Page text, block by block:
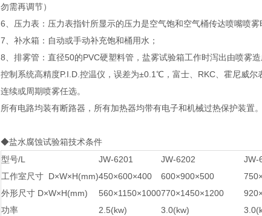
勿需再调节）
6、压力表：压力表指针所显示的压力是空气饱和空气桶传达喷嘴喷雾
7、补水箱：自动或手动补充饱和桶用水；
8、排雾管：直径50的PVC硬塑料管，盐雾试验箱工作时泻出由喷雾
控制系统高精度P.I.D.控温仪，误差为±0.1℃，富士、RKC、霍尼威尔
连续或周期喷雾任选。
所有电路均装有断路器，所有加热器均带有电子和机械过热保护装置。
◆盐水腐蚀试验箱技术条件
型号/L
JW-6201 JW-6202 JW-
工作室尺寸 D×W×H(mm)450×600×400 600×900×500
外形尺寸 D×W×H(mm)
560×1150×1000770×1450×1200
功率
2.5(kw) 3.0(kw)